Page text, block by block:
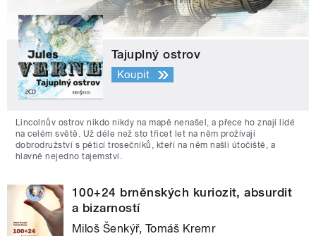
Tajuplný ostrov
Koupit
Lincolnův ostrov nikdo nikdy na mapě nenašel, a přece ho znají lidé
na celém světě. Už déle než sto třicet let na něm prožívají
dobrodružství s pěticí trosečníků, kteří na něm našli útočiště, a
hlavně nejedno tajemství.
100+24 brněnských kuriozit, absurdit
a bizarností
Miloš Šenkýř, Tomáš Kremr